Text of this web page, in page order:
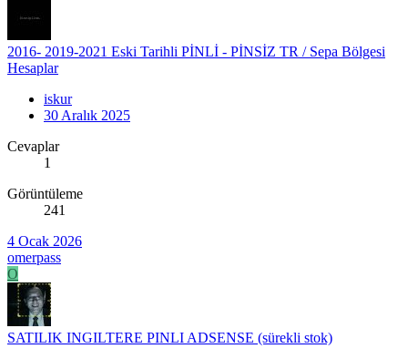
2016- 2019-2021 Eski Tarihli PİNLİ - PİNSİZ TR / Sepa Bölgesi
Hesaplar
iskur
30 Aralık 2025
Cevaplar
1
Görüntüleme
241
4 Ocak 2026
omerpass
O
SATILIK INGILTERE PINLI ADSENSE (sürekli stok)